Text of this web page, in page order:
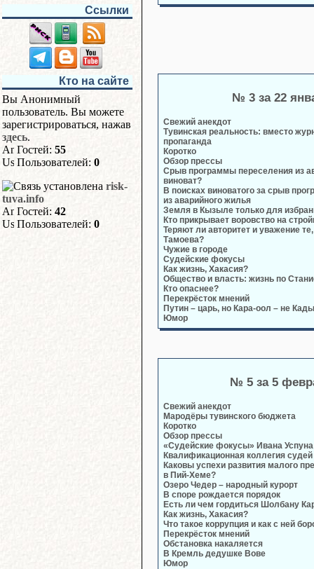
Ссылки
Кто на сайте
Вы Анонимный
пользователь. Вы можете
зарегистрироваться, нажав
здесь.
Гостей: 55
Пользователей: 0
risk-
tuva.info
Гостей: 42
Пользователей: 0
№ 3 за 22
Свежий анекдот
Тувинская реальность: вместо
пропаганда
Коротко
Обзор прессы
Срыв программы переселения из
виноват?
В поисках виноватого за срыв
из аварийного жилья
Земля в Кызыле только для
Кто прикрывает воровство на
Теряют ли авторитет и уважение
Тамоева?
Чужие в городе
Судейские фокусы
Как жизнь, Хакасия?
Общество и власть: жизнь по
Кто опаснее?
Перекрёсток мнений
Путин – царь, но Кара-оол – не
Юмор
№ 5 за 5
Свежий анекдот
Мародёры тувинского бюджета
Коротко
Обзор прессы
«Судейские фокусы» Ивана Успуна
Квалификационная коллегия
Каковы успехи развития малого
в Пий-Хеме?
Озеро Чедер – народный курорт
В споре рождается порядок
Есть ли чем гордиться Шолбану
Как жизнь, Хакасия?
Что такое коррупция и как с ней
Перекрёсток мнений
Обстановка накаляется
В Кремль дедушке Вове
Юмор